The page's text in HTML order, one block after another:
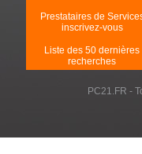
Prestataires de
inscrivez-vous
Liste des 50 dernières
recherches
PC21.FR -